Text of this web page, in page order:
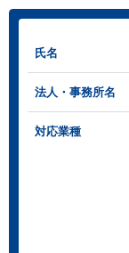
氏名
法人・事務所名
対応業種